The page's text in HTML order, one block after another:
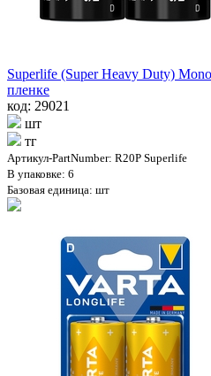
Superlife (Super Heavy Duty)
пленке
код: 29021
шт
тг
Артикул-PartNumber: R20P Superlife
В упаковке: 6
Базовая единица: шт